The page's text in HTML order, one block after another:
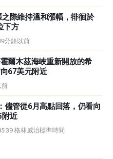
際維持溫和漲幅，徘徊於
下方
分鐘以前
爾木茲海峽重新開放的希
67美元附近
前
儘管從6月高點回落，仍看向
附近
格林威治標準時間